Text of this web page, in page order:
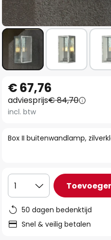
naar
het
begin
de
Box II buitenwandlamp,
€ 67,76
adviesprijs€ 84,70
incl. btw
1
50 dagen bedenktijd
Snel & veilig betalen